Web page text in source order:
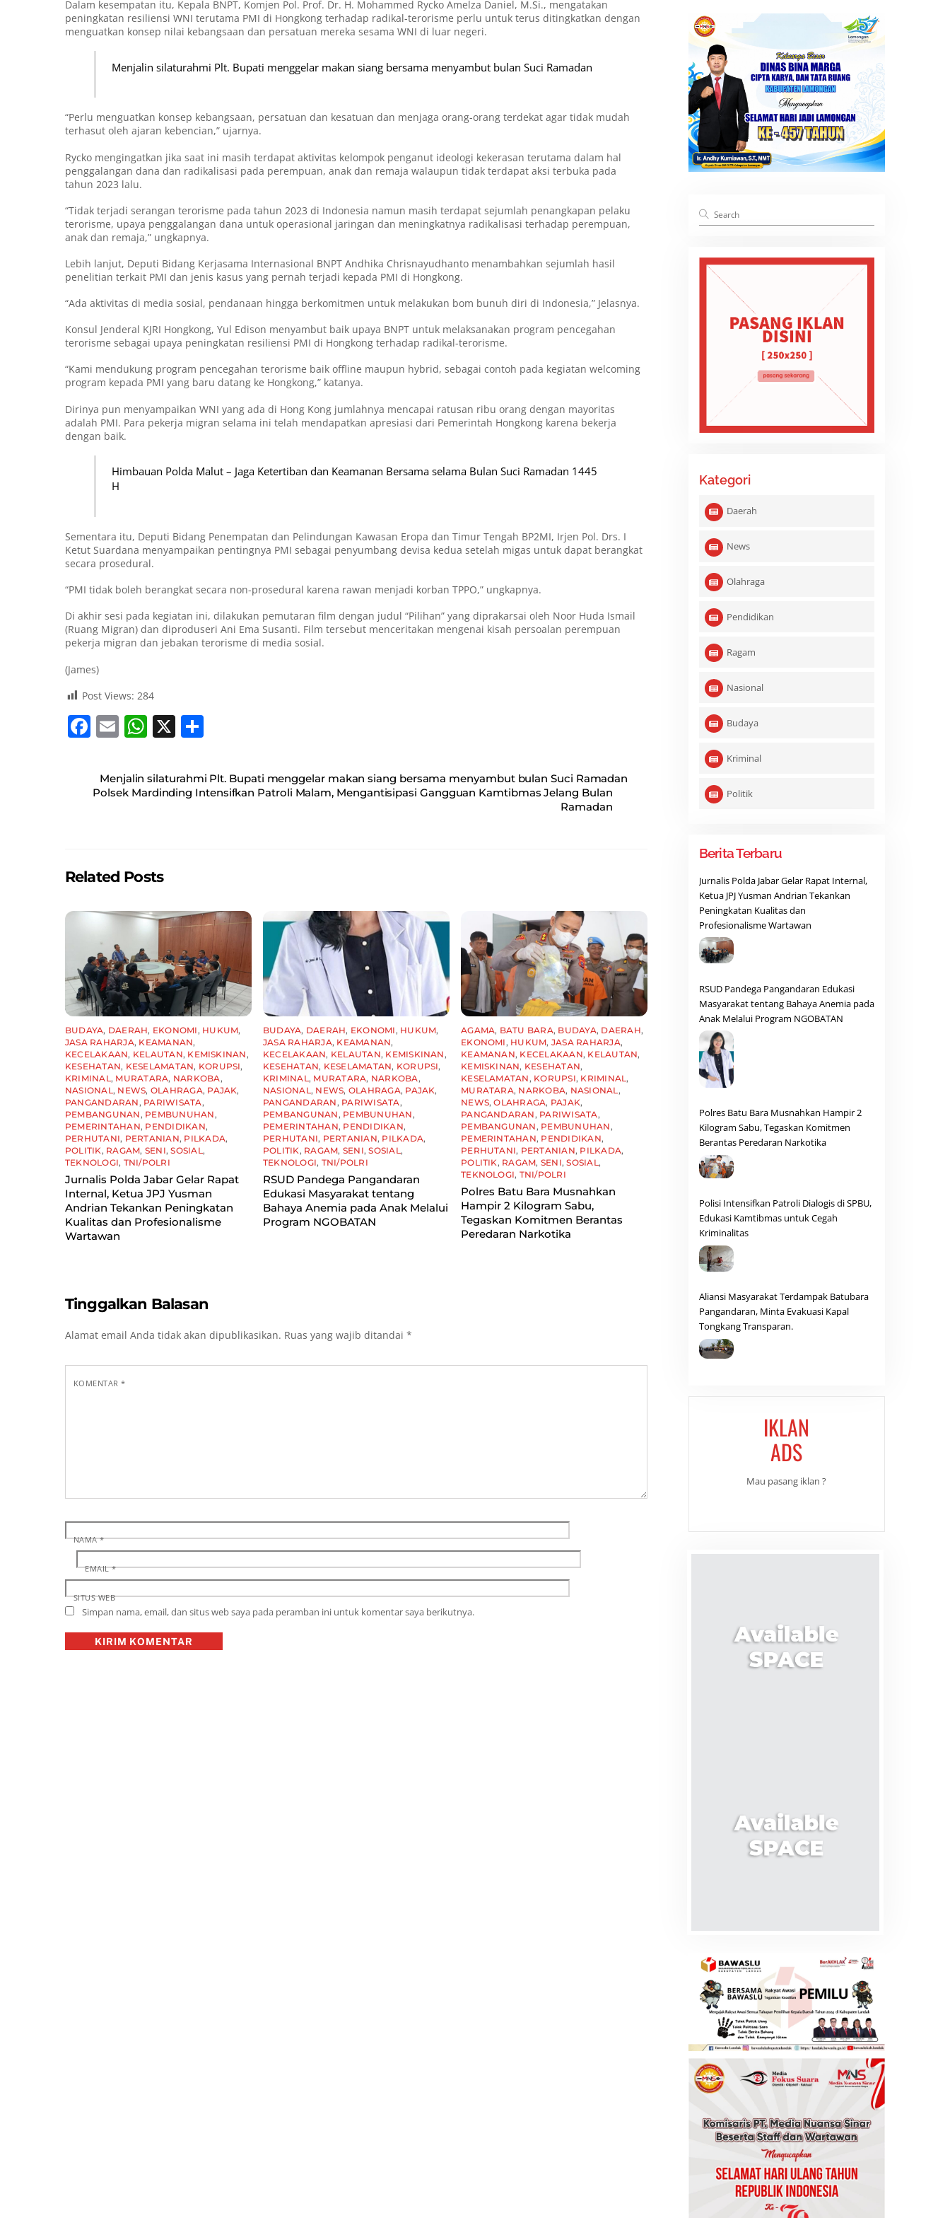
Dalam kesempatan itu, Kepala BNPT, Komjen Pol. Prof. Dr. H. Mohammed Rycko Amelza Daniel, M.Si., mengatakan
peningkatan resiliensi WNI terutama PMI di Hongkong terhadap radikal-terorisme perlu untuk terus ditingkatkan dengan
menguatkan konsep nilai kebangsaan dan persatuan mereka sesama WNI di luar negeri.
Menjalin silaturahmi Plt. Bupati menggelar makan siang bersama menyambut bulan Suci Ramadan
“Perlu menguatkan konsep kebangsaan, persatuan dan kesatuan dan menjaga orang-orang terdekat agar tidak mudah
terhasut oleh ajaran kebencian,” ujarnya.
Rycko mengingatkan jika saat ini masih terdapat aktivitas kelompok penganut ideologi kekerasan terutama dalam hal
penggalangan dana dan radikalisasi pada perempuan, anak dan remaja walaupun tidak terdapat aksi terbuka pada
tahun 2023 lalu.
“Tidak terjadi serangan terorisme pada tahun 2023 di Indonesia namun masih terdapat sejumlah penangkapan pelaku
terorisme, upaya penggalangan dana untuk operasional jaringan dan meningkatnya radikalisasi terhadap perempuan,
anak dan remaja,” ungkapnya.
Lebih lanjut, Deputi Bidang Kerjasama Internasional BNPT Andhika Chrisnayudhanto menambahkan sejumlah hasil
penelitian terkait PMI dan jenis kasus yang pernah terjadi kepada PMI di Hongkong.
“Ada aktivitas di media sosial, pendanaan hingga berkomitmen untuk melakukan bom bunuh diri di Indonesia,” Jelasnya.
Konsul Jenderal KJRI Hongkong, Yul Edison menyambut baik upaya BNPT untuk melaksanakan program pencegahan
terorisme sebagai upaya peningkatan resiliensi PMI di Hongkong terhadap radikal-terorisme.
“Kami mendukung program pencegahan terorisme baik offline maupun hybrid, sebagai contoh pada kegiatan welcoming
program kepada PMI yang baru datang ke Hongkong,” katanya.
Dirinya pun menyampaikan WNI yang ada di Hong Kong jumlahnya mencapai ratusan ribu orang dengan mayoritas
adalah PMI. Para pekerja migran selama ini telah mendapatkan apresiasi dari Pemerintah Hongkong karena bekerja
dengan baik.
Himbauan Polda Malut – Jaga Ketertiban dan Keamanan Bersama selama Bulan Suci Ramadan 1445
H
Sementara itu, Deputi Bidang Penempatan dan Pelindungan Kawasan Eropa dan Timur Tengah BP2MI, Irjen Pol. Drs. I
Ketut Suardana menyampaikan pentingnya PMI sebagai penyumbang devisa kedua setelah migas untuk dapat berangkat
secara prosedural.
“PMI tidak boleh berangkat secara non-prosedural karena rawan menjadi korban TPPO,” ungkapnya.
Di akhir sesi pada kegiatan ini, dilakukan pemutaran film dengan judul “Pilihan” yang diprakarsai oleh Noor Huda Ismail
(Ruang Migran) dan diproduseri Ani Ema Susanti. Film tersebut menceritakan mengenai kisah persoalan perempuan
pekerja migran dan jebakan terorisme di media sosial.
(James)
Post Views: 284
F
c
e
k
E
ai
l
W
at
s
X
ar
e
Menjalin silaturahmi Plt. Bupati menggelar makan siang bersama menyambut bulan Suci Ramadan
Polsek Mardinding Intensifkan Patroli Malam, Mengantisipasi Gangguan Kamtibmas Jelang Bulan
Ramadan
Related Posts
BUDAYA, DAERAH, EKONOMI , HUKUM,
JASA RAHARJA, KEAMANAN,
KECELAKAAN, KELAUTAN, KEMISKINAN ,
KESEHATAN, KESELAMATAN, KORUPSI,
KRIMINAL , MURATARA, NARKOBA,
NASIONAL , NEWS, OLAHRAGA, PAJAK,
PANGANDARAN , PARIWISATA,
PEMBANGUNAN , PEMBUNUHAN ,
PEMERINTAHAN, PENDIDIKAN,
PERHUTANI, PERTANIAN, PILKADA,
POLITIK , RAGAM, SENI,SOSIAL ,
TEKNOLOGI, TNI/POLRI
Jurnalis Polda Jabar Gelar Rapat
Internal, Ketua JPJ Yusman
Andrian Tekankan Peningkatan
Kualitas dan Profesionalisme
Wartawan
BUDAYA, DAERAH, EKONOMI , HUKUM,
JASA RAHARJA, KEAMANAN,
KECELAKAAN, KELAUTAN, KEMISKINAN ,
KESEHATAN, KESELAMATAN, KORUPSI,
KRIMINAL , MURATARA, NARKOBA,
NASIONAL , NEWS, OLAHRAGA, PAJAK,
PANGANDARAN , PARIWISATA,
PEMBANGUNAN , PEMBUNUHAN ,
PEMERINTAHAN, PENDIDIKAN,
PERHUTANI, PERTANIAN, PILKADA,
POLITIK , RAGAM, SENI,SOSIAL ,
TEKNOLOGI, TNI/POLRI
RSUD Pandega Pangandaran
Edukasi Masyarakat tentang
Bahaya Anemia pada Anak Melalui
Program NGOBATAN
AGAMA, BATU BARA, BUDAYA, DAERAH,
EKONOMI , HUKUM, JASA RAHARJA,
KEAMANAN, KECELAKAAN, KELAUTAN,
KEMISKINAN, KESEHATAN,
KESELAMATAN , KORUPSI, KRIMINAL ,
MURATARA, NARKOBA, NASIONAL ,
NEWS,OLAHRAGA, PAJAK,
PANGANDARAN , PARIWISATA,
PEMBANGUNAN , PEMBUNUHAN ,
PEMERINTAHAN, PENDIDIKAN,
PERHUTANI, PERTANIAN, PILKADA,
POLITIK , RAGAM, SENI,SOSIAL ,
TEKNOLOGI, TNI/POLRI
Polres Batu Bara Musnahkan
Hampir 2 Kilogram Sabu,
Tegaskan Komitmen Berantas
Peredaran Narkotika
Tinggalkan Balasan
Alamat email Anda tidak akan dipublikasikan. Ruas yang wajib ditandai *
KOMENTAR*
NAMA*
EMAIL*
SITUS WEB
Simpan nama, email, dan situs web saya pada peramban ini untuk komentar saya berikutnya.
Kategori
Daerah
News
Olahraga
Pendidikan
Ragam
Nasional
Budaya
Kriminal
Politik
Berita Terbaru
Jurnalis Polda Jabar Gelar Rapat Internal,
Ketua JPJ Yusman Andrian Tekankan
Peningkatan Kualitas dan
Profesionalisme Wartawan
RSUD Pandega Pangandaran Edukasi
Masyarakat tentang Bahaya Anemia pada
Anak Melalui Program NGOBATAN
Polres Batu Bara Musnahkan Hampir 2
Kilogram Sabu, Tegaskan Komitmen
Berantas Peredaran Narkotika
Polisi Intensifkan Patroli Dialogis di SPBU,
Edukasi Kamtibmas untuk Cegah
Kriminalitas
Aliansi Masyarakat Terdampak Batubara
Pangandaran, Minta Evakuasi Kapal
Tongkang Transparan.
IKLAN
ADS
Mau pasang iklan ?